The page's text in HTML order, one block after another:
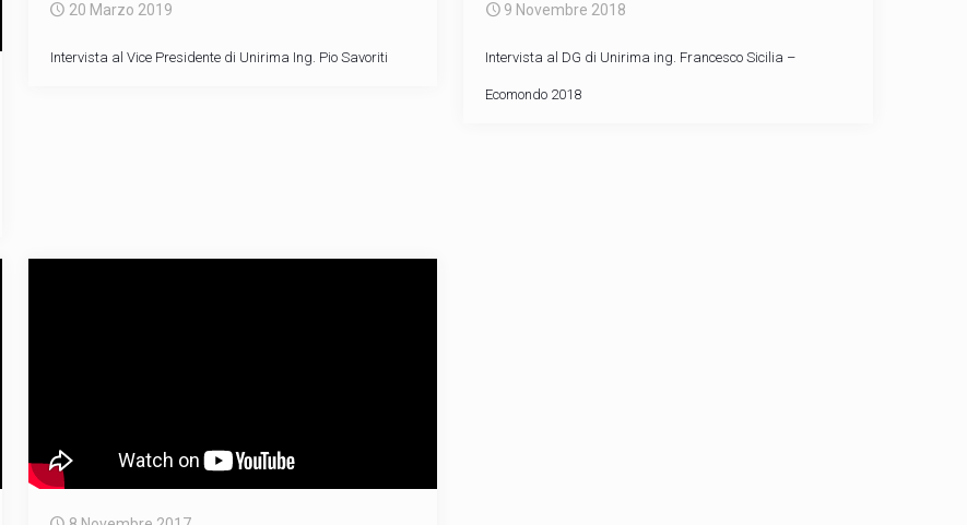
20 Marzo 2019
Intervista al Vice Presidente di Unirima Ing. Pio Savoriti
9 Novembre 2018
Intervista al DG di Unirima ing. Francesco Sicilia –
Ecomondo 2018